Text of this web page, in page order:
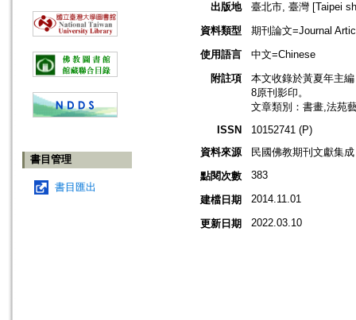
書目管理
書目匯出
出版地
臺北市, 臺灣 [Taipei
資料類型
期刊論文=Journal
使用語言
中文=Chinese
附註項
本文收錄於黃夏年主
8原刊影印。
文章類別：書畫,法苑
ISSN
10152741 (P)
資料來源
民國佛教期刊文獻集
點閱次數
383
建檔日期 2014.11.01
更新日期 2022.03.10